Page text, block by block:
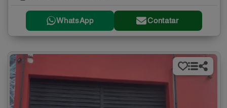
WhatsApp Contatar